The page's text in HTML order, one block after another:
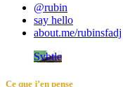
@rubin
say hello
about.me/rubinsfadj
Svbtle
Ce que j’en pense